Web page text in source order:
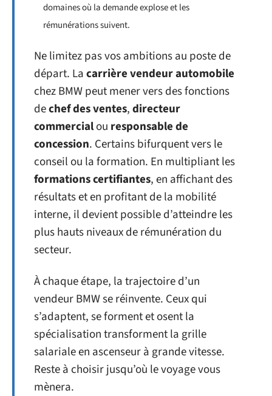
domaines où la demande explose et les
rémunérations suivent.
Ne limitez pas vos ambitions au poste de
départ. Lacarrière vendeur automobile
chez BMW peut mener vers des fonctions
dechef des ventes,directeur
commercialou responsable de
concession. Certains bifurquent vers le
conseil ou la formation. En multipliant les
formations certifiantes, en affichant des
résultats et en profitant de la mobilité
interne, il devient possible d’atteindre les
plus hauts niveaux de rémunération du
secteur.
À chaque étape, la trajectoire d’un
vendeur BMW se réinvente. Ceux qui
s’adaptent, se forment et osent la
spécialisation transforment la grille
salariale en ascenseur à grande vitesse.
Reste à choisir jusqu’où le voyage vous
mènera.